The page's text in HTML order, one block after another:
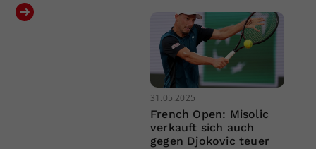
31.05.2025
French Open: Misolic
verkauft sich auch
gegen Djokovic teuer